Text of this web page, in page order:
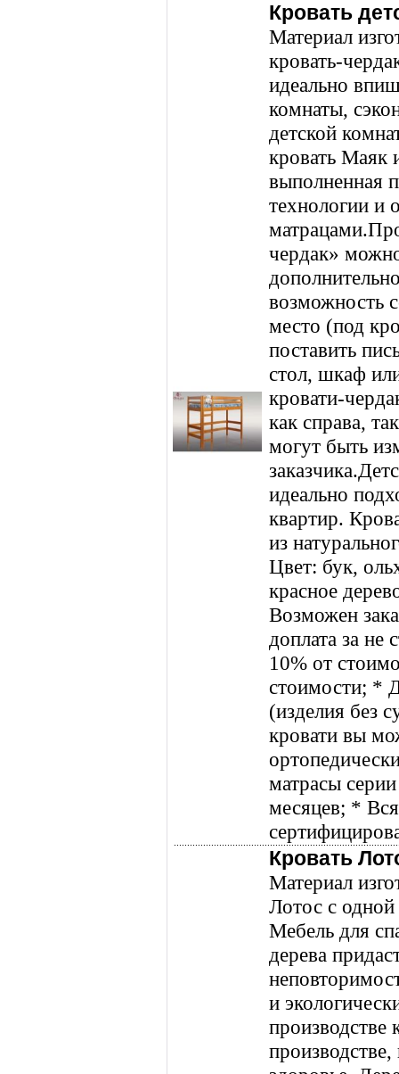
Кровать
Материал
кровать-
идеально
комнаты,
детской
кровать Маяк
выполненная
технологии и
чердак»
возможность
место (под
поставить
стол, шкаф
кровати-
как справа,
могут быть
идеально
квартир.
из
Цвет: бук,
красное
Возможен
доплата за не
10% от
стоимости; *
(изделия без
кровати вы
матрасы
месяцев; *
Кровать
Материал
Лотос с
Мебель для
дерева
и
производстве